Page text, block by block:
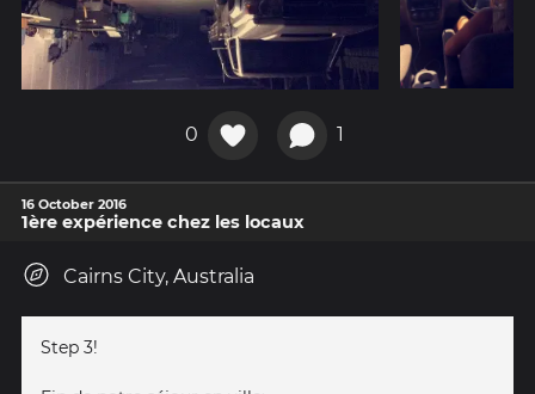
0 1
16 October 2016
1ère expérience chez les locaux
Cairns City, Australia
Step 3!